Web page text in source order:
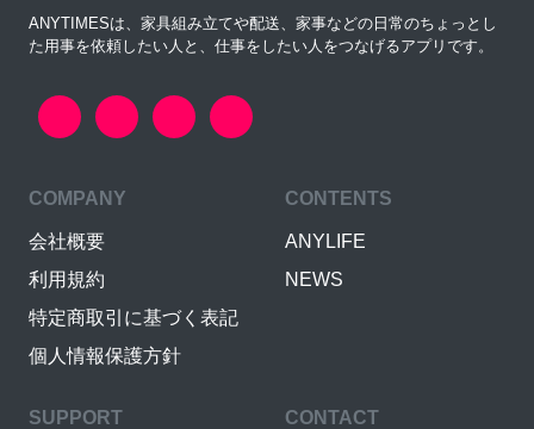
ANYTIMESは、家具組み立てや配送、家事などの日常のちょっとし
た用事を依頼したい人と、仕事をしたい人をつなげるアプリです。
COMPANY
会社概要
利用規約
特定商取引に基づく表記
個人情報保護方針
CONTENTS
ANYLIFE
NEWS
SUPPORT CONTACT